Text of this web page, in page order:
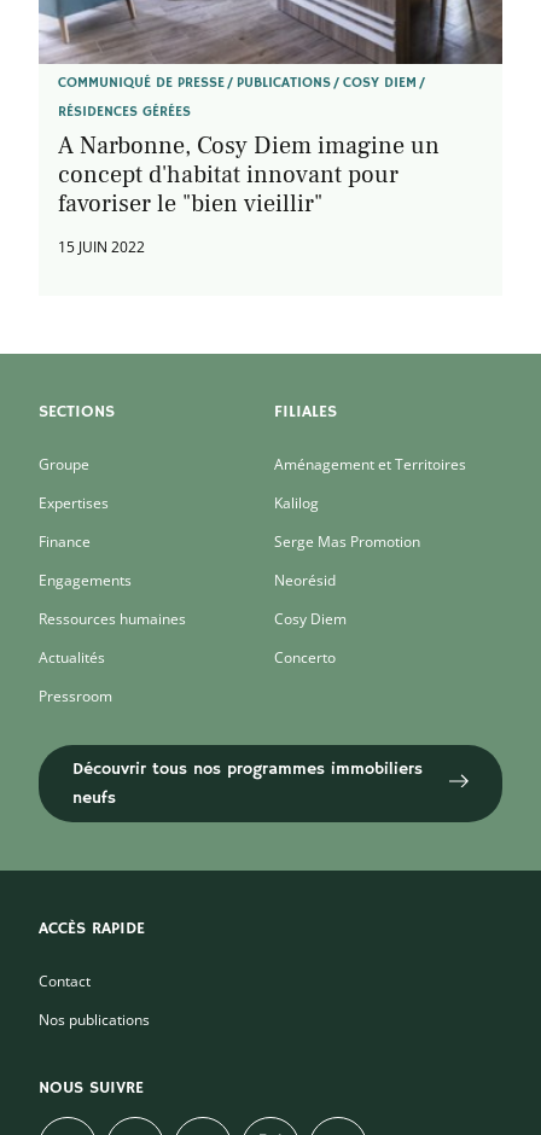
COMMUNIQUÉ DE PRESSE PUBLICATIONS
COSY DIEM
RÉSIDENCES GÉRÉES
A Narbonne, Cosy Diem imagine un
concept d'habitat innovant pour
favoriser le "bien vieillir"
15 JUIN 2022
SECTIONS
Groupe
Expertises
Finance
Engagements
Ressources humaines
Actualités
Pressroom
FILIALES
Aménagement et Territoires
Kalilog
Serge Mas Promotion
Neorésid
Cosy Diem
Concerto
Découvrir tous nos programmes immobiliers
neufs
ACCÈS RAPIDE
Contact
Nos publications
NOUS SUIVRE